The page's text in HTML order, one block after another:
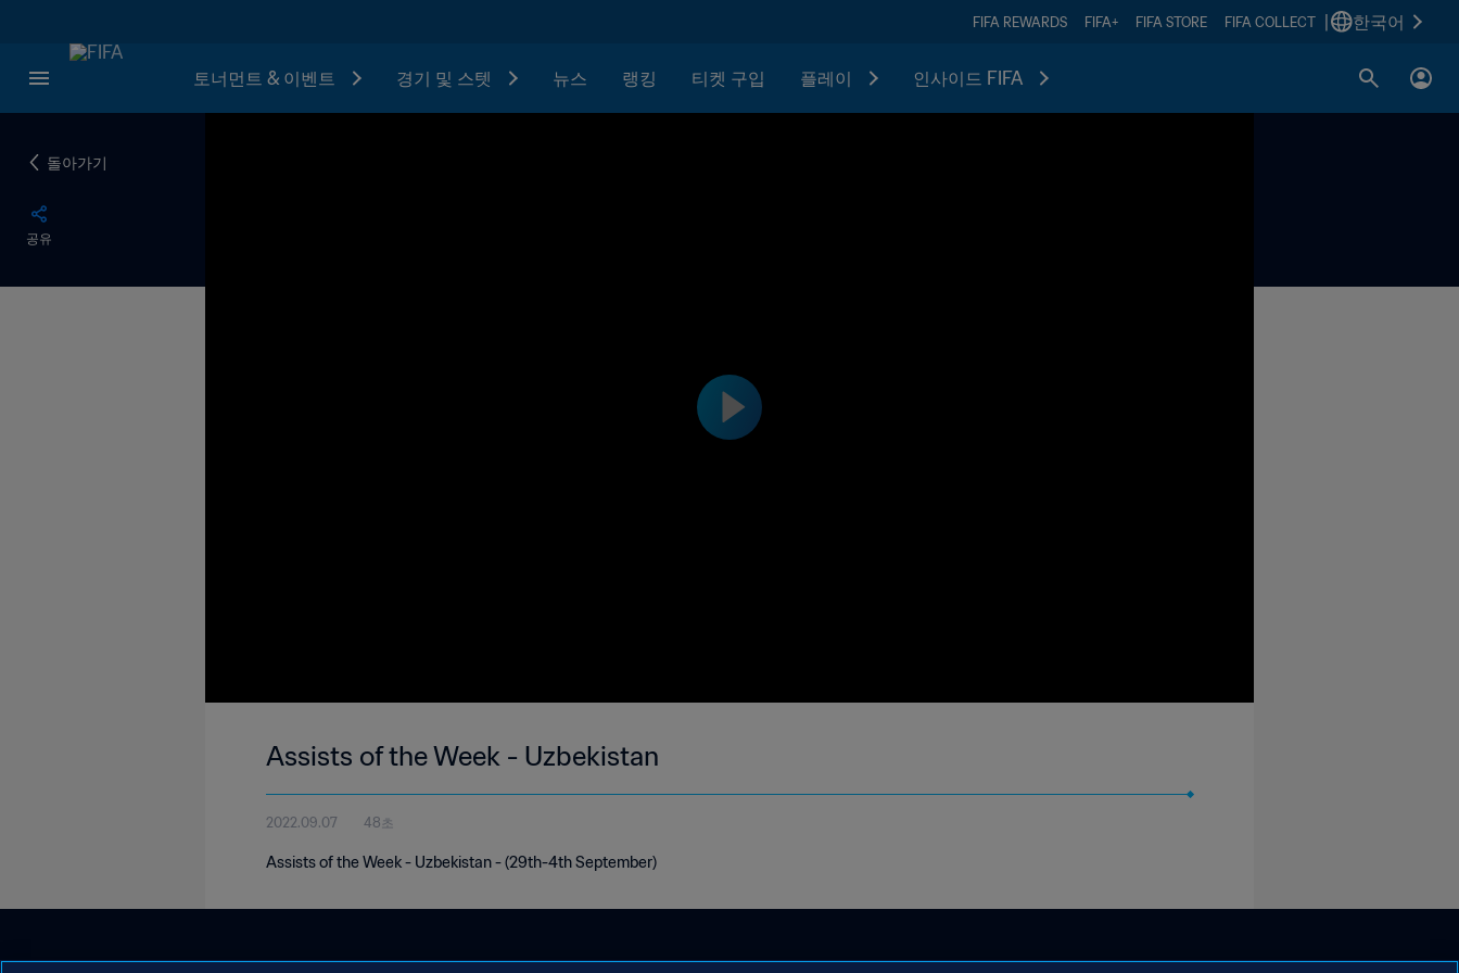
FIFA REWARDS FIFA+ FIFA STORE FIFA COLLECT 한국어
토너먼트 & 이벤트 경기 및 스텟 뉴스 랭킹 티켓 구입 플레이 인사이드 FIFA
돌아가기
공유
Assists of the Week - Uzbekistan
2022.09.07 48초
Assists of the Week - Uzbekistan - (29th-4th September)